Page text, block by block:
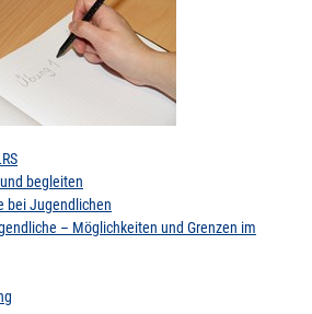
begleiten
bei Jugendlichen
– Möglichkeiten und Grenzen im